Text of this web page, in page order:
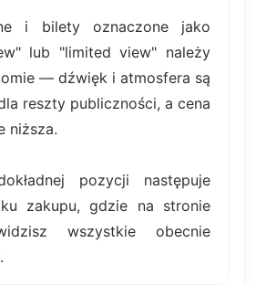
i bilety oznaczone jako
lub "limited view" należy
— dźwięk i atmosfera są
reszty publiczności, a cena
niższa.
pozycji następuje
zakupu, gdzie na stronie
wszystkie obecnie